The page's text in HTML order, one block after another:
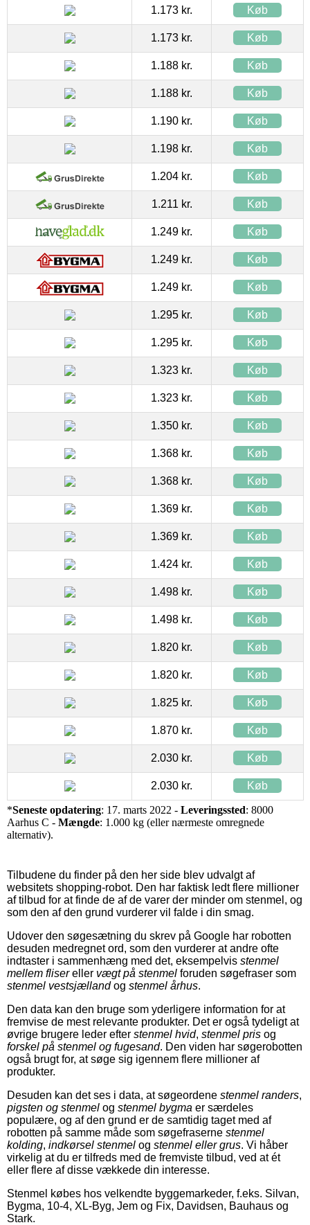
1.173 kr. Køb
1.173 kr. Køb
1.188 kr. Køb
1.188 kr. Køb
1.190 kr. Køb
1.198 kr. Køb
1.204 kr. Køb
1.211 kr. Køb
1.249 kr. Køb
1.249 kr. Køb
1.249 kr. Køb
1.295 kr. Køb
1.295 kr. Køb
1.323 kr. Køb
1.323 kr. Køb
1.350 kr. Køb
1.368 kr. Køb
1.368 kr. Køb
1.369 kr. Køb
1.369 kr. Køb
1.424 kr. Køb
1.498 kr. Køb
1.498 kr. Køb
1.820 kr. Køb
1.820 kr. Køb
1.825 kr. Køb
1.870 kr. Køb
2.030 kr. Køb
2.030 kr. Køb
*Seneste opdatering: 17. marts 2022 - Leveringssted: 8000
Aarhus C - Mængde: 1.000 kg (eller nærmeste omregnede
alternativ).
Tilbudene du finder på den her side blev udvalgt af
websitets shopping-robot. Den har faktisk ledt flere millioner
af tilbud for at finde de af de varer der minder om stenmel, og
som den af den grund vurderer vil falde i din smag.
Udover den søgesætning du skrev på Google har robotten
desuden medregnet ord, som den vurderer at andre ofte
indtaster i sammenhæng med det, eksempelvis stenmel
mellem flisereller vægt på stenmel foruden søgefraser som
stenmel vestsjællandog stenmel århus.
Den data kan den bruge som yderligere information for at
fremvise de mest relevante produkter. Det er også tydeligt at
øvrige brugere leder efter stenmel hvid, stenmel pris og
forskel på stenmel og fugesand. Den viden har søgerobotten
også brugt for, at søge sig igennem flere millioner af
produkter.
Desuden kan det ses i data, at søgeordene stenmel randers,
pigsten og stenmel og stenmel bygma er særdeles
populære, og af den grund er de samtidig taget med af
robotten på samme måde som søgefraserne stenmel
kolding, indkørsel stenmel og stenmel eller grus. Vi håber
virkelig at du er tilfreds med de fremviste tilbud, ved at ét
eller flere af disse vækkede din interesse.
Stenmel købes hos velkendte byggemarkeder, f.eks. Silvan,
Bygma, 10-4, XL-Byg, Jem og Fix, Davidsen, Bauhaus og
Stark.